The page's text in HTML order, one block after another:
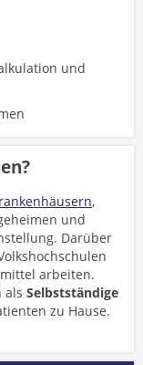
und
,
und
Darüber
arbeiten.
als Selbstständige
zu Hause.